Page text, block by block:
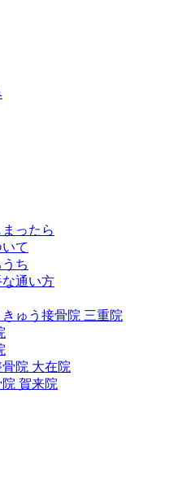
ったら
て
ち
通い方
ゅう接骨院 三重院
院 大在院
賀来院